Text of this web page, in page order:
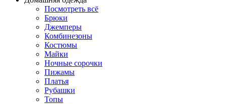
Посмотреть всё
Брюки
Джемперы
Комбинезоны
Костюмы
Майки
Ночные сорочки
Пижамы
Платья
Рубашки
Топы